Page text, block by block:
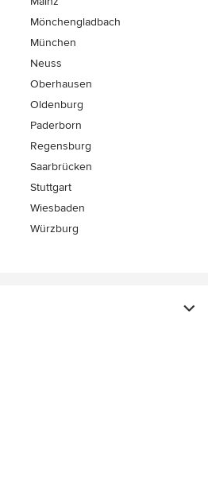
Mönchen­gladbach
München
Neuss
Oberhausen
Oldenburg
Paderborn
Regensburg
Saarbrücken
Stuttgart
Wiesbaden
Würzburg